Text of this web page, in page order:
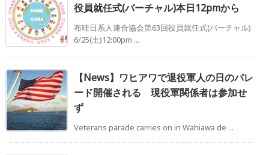
役員就任式(バーチャル)本日12pmから
布哇日系人連合協会第63回役員就任式(バーチャル)
6/25(土)12:00pm ...
【News】ワヒアワで退役軍人の日のパレ
ード開催される 現役軍関係者は参加せ
ず
Veterans parade carries on in Wahiawa de ...